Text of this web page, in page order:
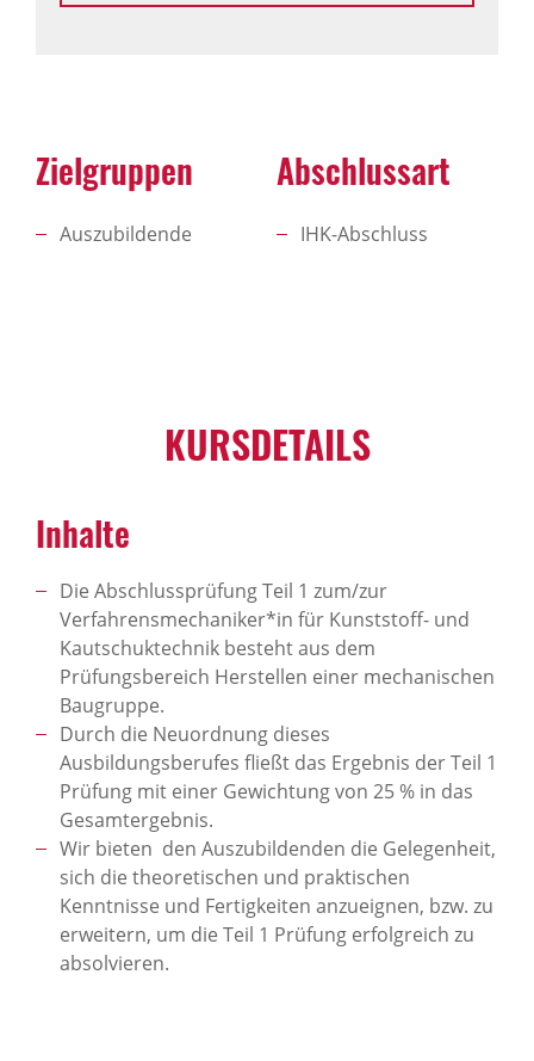
Zielgruppen
Auszubildende
Abschlussart
IHK-Abschluss
KURSDETAILS
Inhalte
Die Abschlussprüfung Teil 1 zum/zur
Verfahrensmechaniker*in für Kunststoff- und
Kautschuktechnik besteht aus dem
Prüfungsbereich Herstellen einer mechanischen
Baugruppe.
Durch die Neuordnung dieses
Ausbildungsberufes fließt das Ergebnis der Teil 1
Prüfung mit einer Gewichtung von 25 % in das
Gesamtergebnis.
Wir bieten den Auszubildenden die Gelegenheit,
sich die theoretischen und praktischen
Kenntnisse und Fertigkeiten anzueignen, bzw. zu
erweitern, um die Teil 1 Prüfung erfolgreich zu
absolvieren.